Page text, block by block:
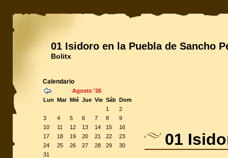
01 Isidoro en la Puebla de Sancho
Bolitx
Calendario
Agosto '26
Lun Mar Mié Jue Vie Sáb Dom
1
2
3
4 5 6 7 8
9
10
11 12 13 14 15
16
17
18 19 20 21 22
23
24
25 26 27 28 29
30
31
01